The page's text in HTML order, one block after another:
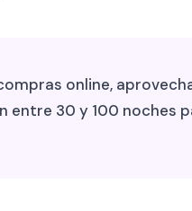
online,
entre 30 y 100 noches